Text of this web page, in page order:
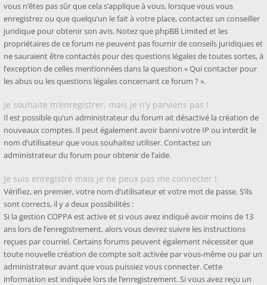
vous n’êtes pas sûr que cela s’applique à vous, lorsque vous vous
enregistrez ou que quelqu’un le fait à votre place, contactez un conseiller
juridique pour obtenir son avis. Notez que phpBB Limited et les
propriétaires de ce forum ne peuvent pas fournir de conseils juridiques et
ne sauraient être contactés pour des questions légales de toutes sortes, à
l’exception de celles mentionnées dans la question « Qui contacter pour
les abus ou les questions légales concernant ce forum ? ».
Je souhaite m’enregistrer, mais je n’y parviens pas !
Il est possible qu’un administrateur du forum ait désactivé la création de
nouveaux comptes. Il peut également avoir banni votre IP ou interdit le
nom d’utilisateur que vous souhaitez utiliser. Contactez un
administrateur du forum pour obtenir de l’aide.
Je suis enregistré mais je ne peux pas me connecter !
Vérifiez, en premier, votre nom d’utilisateur et votre mot de passe. S’ils
sont corrects, il y a deux possibilités :
Si la gestion COPPA est active et si vous avez indiqué avoir moins de 13
ans lors de l’enregistrement, alors vous devrez suivre les instructions
reçues par courriel. Certains forums peuvent également nécessiter que
toute nouvelle création de compte soit activée par vous-même ou par un
administrateur avant que vous puissiez vous connecter. Cette
information est indiquée lors de l’enregistrement. Si vous avez reçu un